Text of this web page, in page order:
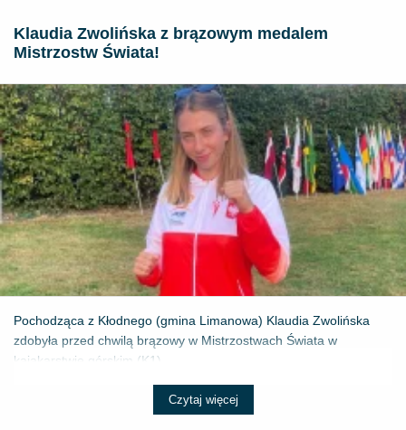
Klaudia Zwolińska z brązowym medalem
Mistrzostw Świata!
Pochodząca z Kłodnego (gmina Limanowa) Klaudia Zwolińska
zdobyła przed chwilą brązowy w Mistrzostwach Świata w
kajakarstwie górskim (K1) ...
Czytaj więcej